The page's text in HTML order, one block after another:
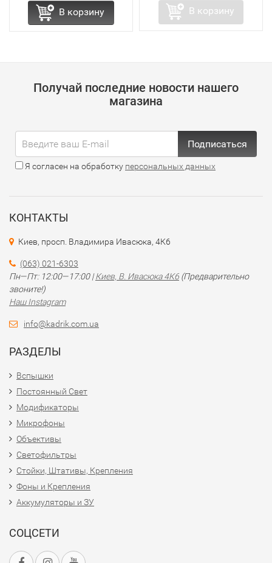
В корзину В корзину
Получай последние новости нашего
магазина
Подписаться
Я согласен на обработку персональных данных
КОНТАКТЫ
Киев, просп. Владимира Ивасюка, 4К6
(063) 021-6303
Пн—Пт: 12:00—17:00 |Киев, В. Ивасюка 4К6 (Предварительно
звоните!)
Наш Instagram
info@kadrik.com.ua
РАЗДЕЛЫ
Вспышки
Постоянный Свет
Модификаторы
Микрофоны
Объективы
Светофильтры
Стойки, Штативы, Крепления
Фоны и Крепления
Аккумуляторы и ЗУ
СОЦСЕТИ